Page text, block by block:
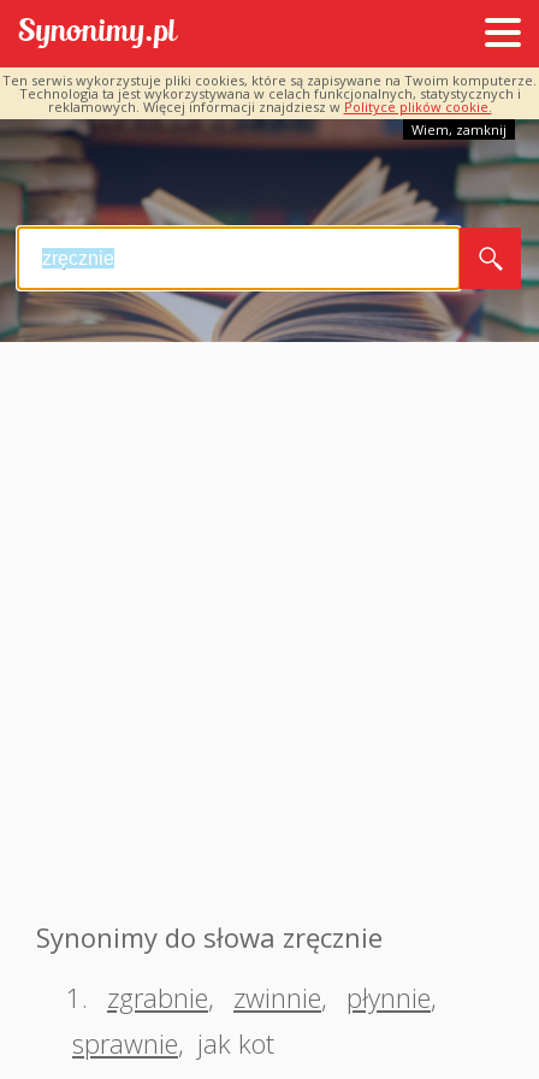
Ten serwis wykorzystuje pliki cookies, które są zapisywane na Twoim komputerze.
Technologia ta jest wykorzystywana w celach funkcjonalnych, statystycznych i
reklamowych. Więcej informacji znajdziesz w Polityce plików cookie.
Wiem, zamknij
Synonimy do słowa zręcznie
1.
zgrabnie, zwinnie, płynnie,
sprawnie, jak kot